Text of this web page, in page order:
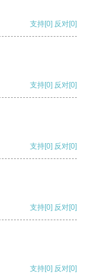
支持[0] 反对[0]
支持[0] 反对[0]
支持[0] 反对[0]
支持[0] 反对[0]
支持[0] 反对[0]